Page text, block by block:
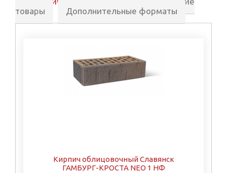
товары
Дополнительные форматы
Кирпич облицовочный Славянск
ГАМБУРГ-КРОСТА NEO 1 НФ